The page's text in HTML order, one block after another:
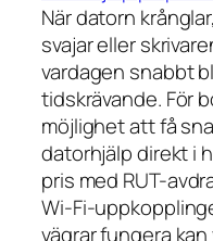
När datorn
svajar eller
vardagen snabbt
tidskrävande. För
möjlighet att få
datorhjälp direkt i
pris med RUT-
Wi-Fi-
vägrar fungera